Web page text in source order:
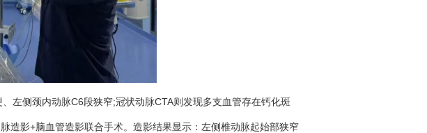
侧颈内动脉C6段狭窄;冠状动脉CTA则发现多支血管存在钙化斑
影+脑血管造影联合手术。造影结果显示：左侧椎动脉起始部狭窄